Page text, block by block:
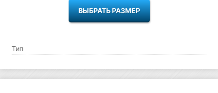
ВЫБРАТЬ РАЗМЕР
Тип